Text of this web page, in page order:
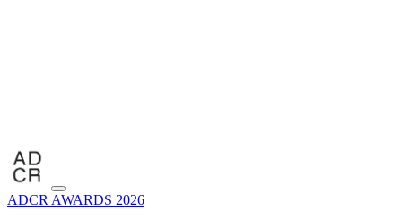
ADCR AWARDS 2026